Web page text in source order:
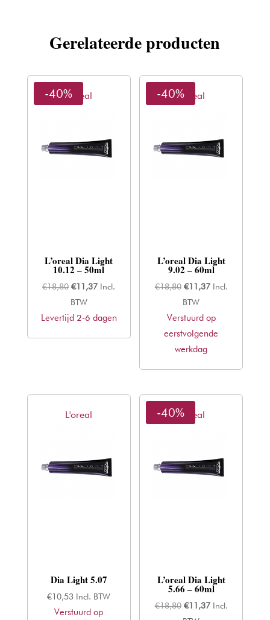
Gerelateerde producten
L'oreal
-40%
L’oreal Dia Light
10.12 – 50ml
€18,80 Oorspronkelijke
prijs
was:
€11,37Huidige
is:
Incl.
BTW
Levertijd 2-6 dagen
L'oreal
-40%
L’oreal Dia Light
9.02 – 60ml
€18,80 Oorspronkelijke
prijs
was:
€18,80.
€11,37Huidige
is:
€11,37.
Incl.
BTW
Verstuurd op
eerstvolgende
werkdag
L'oreal
Dia Light 5.07
€10,53 Incl. BTW
Verstuurd op
L'oreal
-40%
L’oreal Dia Light
5.66 – 60ml
€18,80 Oorspronkelijke
€11,37Huidige
Incl.